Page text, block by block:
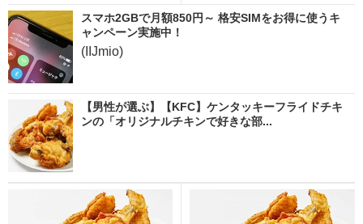
スマホ2GBで月額850円～ 格安SIMをお得に使うキ
ャンペーン実施中！
(IIJmio)
【男性が選ぶ】【KFC】ケンタッキーフライドチキ
ンの「オリジナルチキンで好きな部...